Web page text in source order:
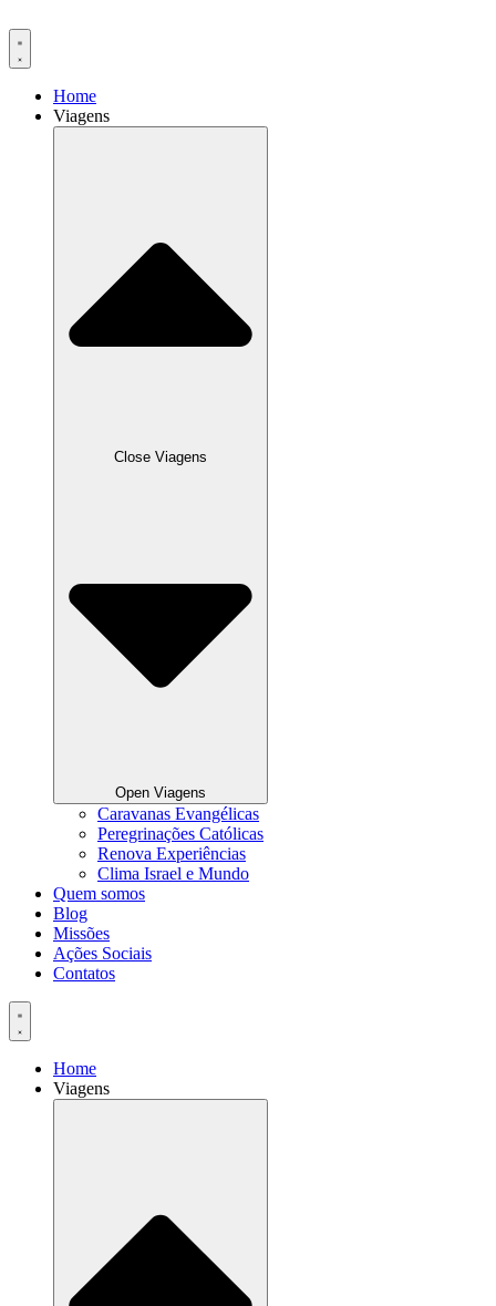
para
Home
Viagens
Close Viagens
Open Viagens
Caravanas Evangélicas
Peregrinações Católicas
Renova Experiências
Clima Israel e Mundo
Quem somos
Blog
Missões
Ações Sociais
Contatos
Home
Viagens